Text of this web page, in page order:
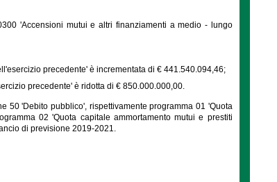
'Accensioni mutui e altri finanziamenti a medio - lungo
precedente' è incrementata di € 441.540.094,46;
precedente' è ridotta di € 850.000.000,00.
50 'Debito pubblico', rispettivamente programma 01 'Quota
02 'Quota capitale ammortamento mutui e prestiti
di previsione 2019-2021.